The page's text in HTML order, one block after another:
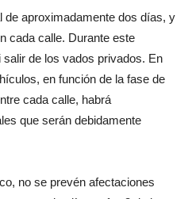
de aproximadamente dos días, y
cada calle. Durante este
de los vados privados. En
en función de la fase de
cada calle, habrá
que serán debidamente
no se prevén afectaciones